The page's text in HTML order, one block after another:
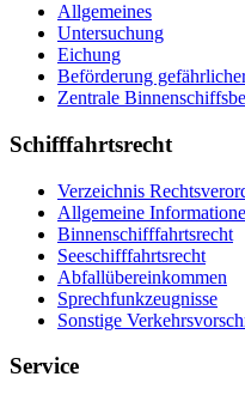
All­ge­mei­nes
Un­ter­su­chung
Ei­chung
Be­för­de­rung
Zen­tra­le
Schifffahrtsrecht
Ver­zeich­nis
All­ge­mei­ne
Bin­nen­schiff­fahrts­recht
See­schiff­fahrts­recht
Ab­fall­über­ein­kom­men
Sprech­funk­zeug­nis­se
Sons­ti­ge
Service